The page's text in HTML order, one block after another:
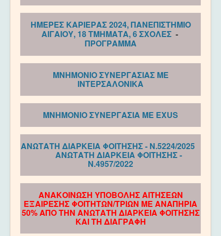
ΗΜΕΡΕΣ ΚΑΡΙΕΡΑΣ 2024, ΠΑΝΕΠΙΣΤΗΜΙΟ
ΑΙΓΑΙΟΥ, 18 ΤΜΗΜΑΤΑ, 6 ΣΧΟΛΕΣ-
ΠΡΟΓΡΑΜΜΑ
ΜΝΗΜΟΝΙΟ ΣΥΝΕΡΓΑΣΙΑΣ ΜΕ
ΙΝΤΕΡΣΑΛΟΝΙΚΑ
ΜΝΗΜΟΝΙΟ ΣΥΝΕΡΓΑΣΙΑ ΜΕ EXUS
ΑNΩΤΑΤΗ ΔΙΑΡΚΕΙΑ ΦΟΙΤΗΣΗΣ - Ν.5224/2025
ΑNΩΤΑΤΗ ΔΙΑΡΚΕΙΑ ΦΟΙΤΗΣΗΣ -
Ν.4957/2022
ΑΝΑΚΟΙΝΩΣΗ ΥΠΟΒΟΛΗΣ ΑΙΤΗΣΕΩΝ
ΕΞΑΙΡΕΣΗΣ ΦΟΙΤΗΤΩΝ/ΤΡΙΩΝ ΜΕ ΑΝΑΠΗΡΙΑ
50% ΑΠΟ ΤΗΝ ΑΝΩΤΑΤΗ ΔΙΑΡΚΕΙΑ ΦΟΙΤΗΣΗΣ
ΚΑΙ ΤΗ ΔΙΑΓΡΑΦΗ